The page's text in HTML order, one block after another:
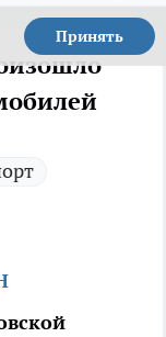
Принять